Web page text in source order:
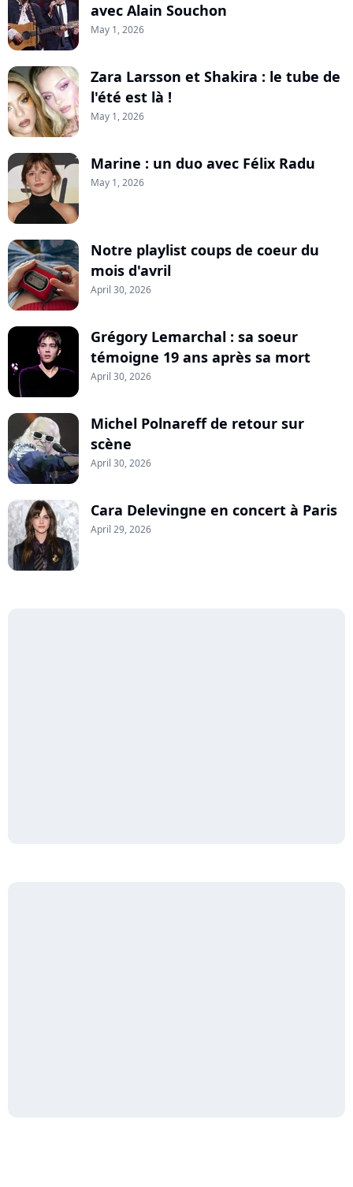
avec Alain Souchon
May 1, 2026
Zara Larsson et Shakira : le tube de
l'été est là !
May 1, 2026
Marine : un duo avec Félix Radu
May 1, 2026
Notre playlist coups de coeur du
mois d'avril
April 30, 2026
Grégory Lemarchal : sa soeur
témoigne 19 ans après sa mort
April 30, 2026
Michel Polnareff de retour sur
scène
April 30, 2026
Cara Delevingne en concert à Paris
April 29, 2026